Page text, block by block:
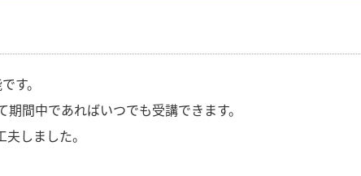
す。
間中であればいつでも受講できます。
しました。